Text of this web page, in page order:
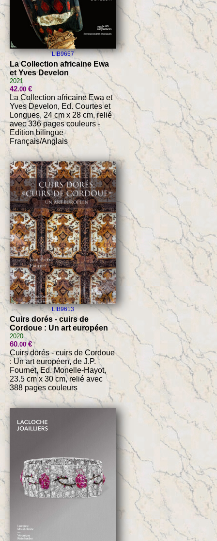
LIB9657
La Collection africaine Ewa
et Yves Develon
2021
42.00€
La Collection africaine Ewa et
Yves Develon, Ed. Courtes et
Longues, 24 cm x 28 cm, relié
avec 336 pages couleurs -
Edition bilingue
Français/Anglais
LIB9613
Cuirs dorés - cuirs de
Cordoue : Un art européen
2020
60.00€
Cuirs dorés - cuirs de Cordoue
: Un art européen, de J.P.
Fournet, Ed. Monelle-Hayot,
23.5 cm x 30 cm, relié avec
388 pages couleurs